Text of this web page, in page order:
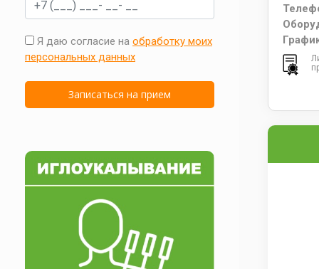
Я даю согласие на обработку моих
персональных данных